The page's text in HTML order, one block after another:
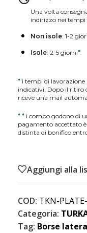
Una volta
indirizzo nei
Non isole: 1-2
Isole: 2-5 giorni*.
* i tempi di
indicativi. Dopo il ritiro
riceve una mail
* * i combo godono di
pagamento accettato
distinta di bonifico
Aggiungi alla
COD: TKN-
Categoria:
Tag: Borse